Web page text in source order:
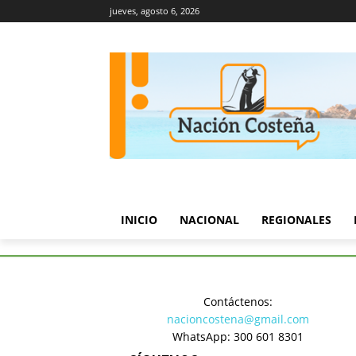
jueves, agosto 6, 2026
INICIO NACIONAL REGIONALES
Nacional
Gobierno
Contáctenos:
nacioncostena@gmail.com
WhatsApp: 300 601 8301